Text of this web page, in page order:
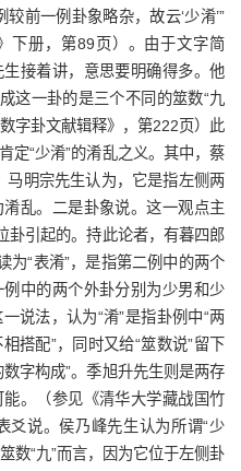
前一例卦象略杂，故云‘少淆’”
下册，第89页）。由于文字简
接着讲，意思要明确得多。他
这一卦的是三个不同的筮数“九
字卦文献辑释》，第222页）此
定“少淆”的淆乱之义。其中，蔡
马明宗先生认为，它是指左侧两
乱。二是卦象说。这一观点主
卦引起的。持此论者，有暮四郎
为“表淆”，是指第二例中的两个
中的两个外卦分别为少男和少
说法，认为“淆”是指卦例中“两
搭配”，同时又给“筮数说”留下
字构成”。季旭升先生则是两存
。（参见《清华大学藏战国竹
说。侯乃峰先生认为所谓“少
数“九”而言，因为它位于左侧卦